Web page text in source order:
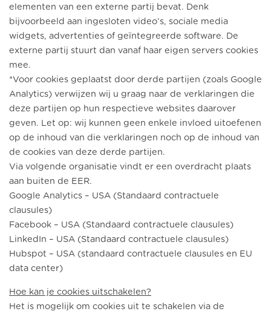
elementen van een externe partij bevat. Denk
bijvoorbeeld aan ingesloten video’s, sociale media
widgets, advertenties of geïntegreerde software. De
externe partij stuurt dan vanaf haar eigen servers cookies
mee.
*Voor cookies geplaatst door derde partijen (zoals Google
Analytics) verwijzen wij u graag naar de verklaringen die
deze partijen op hun respectieve websites daarover
geven. Let op: wij kunnen geen enkele invloed uitoefenen
op de inhoud van die verklaringen noch op de inhoud van
de cookies van deze derde partijen.
Via volgende organisatie vindt er een overdracht plaats
aan buiten de EER.
Google Analytics – USA (Standaard contractuele
clausules)
Facebook – USA (Standaard contractuele clausules)
LinkedIn – USA (Standaard contractuele clausules)
Hubspot – USA (standaard contractuele clausules en EU
data center)
Hoe kan je cookies uitschakelen?
Het is mogelijk om cookies uit te schakelen via de